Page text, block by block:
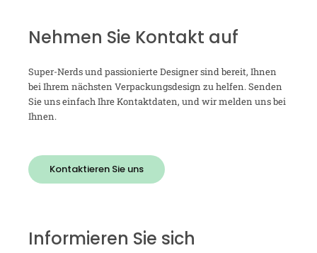
Nehmen Sie Kontakt auf
Super-Nerds und passionierte Designer sind bereit, Ihnen
bei Ihrem nächsten Verpackungsdesign zu helfen. Senden
Sie uns einfach Ihre Kontaktdaten, und wir melden uns bei
Ihnen.
Kontaktieren Sie uns
Informieren Sie sich